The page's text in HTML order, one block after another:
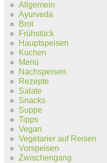
Allgemein
Ayurveda
Brot
Frühstück
Hauptspeisen
Kuchen
Menü
Nachspeisen
Rezepte
Salate
Snacks
Suppe
Tipps
Vegan
Vegetarier auf Reisen
Vorspeisen
Zwischengang